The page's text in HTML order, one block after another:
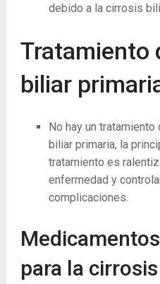
debido a la cirrosis
Tratamiento
biliar
No hay un
biliar primaria, la
tratamiento es
enfermedad y
complicaciones.
para la